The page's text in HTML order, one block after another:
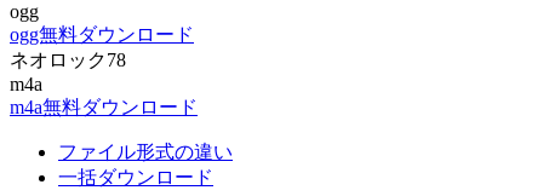
ogg
ogg無料ダウンロード
ネオロック78
m4a
m4a無料ダウンロード
ファイル形式の違い
一括ダウンロード